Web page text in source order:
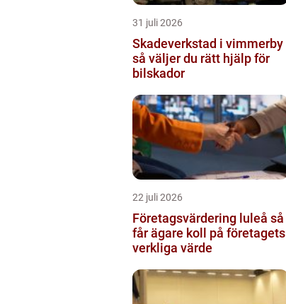
31 juli 2026
Skadeverkstad i vimmerby
så väljer du rätt hjälp för
bilskador
22 juli 2026
Företagsvärdering luleå så
får ägare koll på företagets
verkliga värde